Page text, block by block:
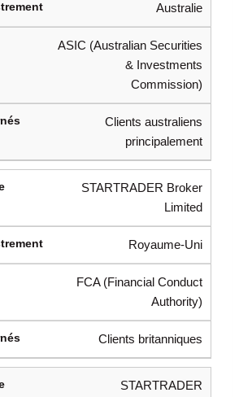
Australie
ASIC (Australian Securities
& Investments
Commission)
Clients australiens
principalement
STARTRADER Broker
Limited
Royaume-Uni
FCA (Financial Conduct
Authority)
Clients britanniques
STARTRADER